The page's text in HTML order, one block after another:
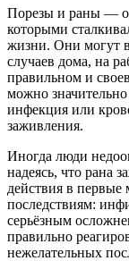
Порезы и раны —
которыми
жизни. Они могут
случаев дома, на
правильном и
можно
инфекция или
заживления.
Иногда люди
надеясь, что рана
действия в
последствиям:
серьёзным
правильно
нежелательных